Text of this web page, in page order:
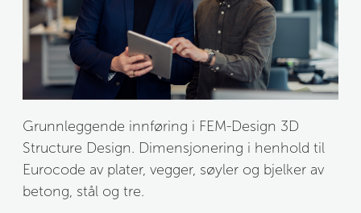
Grunnleggende innføring i FEM-Design 3D
Structure Design. Dimensjonering i henhold til
Eurocode av plater, vegger, søyler og bjelker av
betong, stål og tre.